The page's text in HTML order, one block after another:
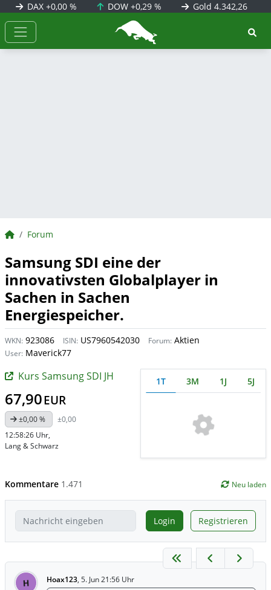
DAX +0,00 % DOW+0,29 % Gold 4.342,26
BörsenNEWS.de
BörsenNEWS.de
Forum
Samsung SDI eine der
innovativsten Globalplayer in
Sachen in Sachen
Energiespeicher.
WKN: 923086 ISIN: US7960542030 Forum: Aktien
User: Maverick77
Kurs Samsung SDI JH
67,90EUR
±0,00 %
±0,00
12:58:26 Uhr,
Lang & Schwarz
1T 3M 1J 5J
Kommentare 1.471 Neu laden
Login Registrieren
H Hoax123, 5. Jun 21:56 Uhr